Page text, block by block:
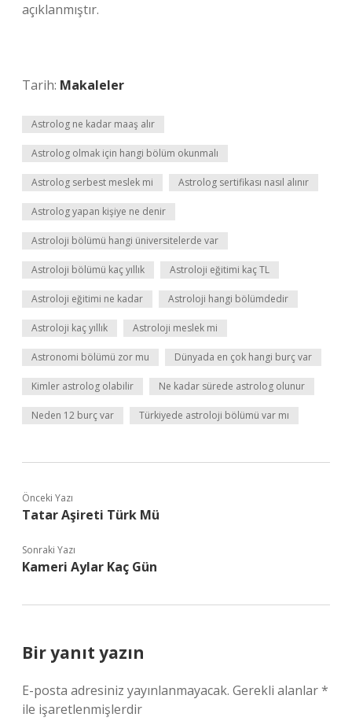
açıklanmıştır.
Tarih: Makaleler
Astrolog ne kadar maaş alır
Astrolog olmak için hangi bölüm okunmalı
Astrolog serbest meslek mi Astrolog sertifikası nasıl alınır
Astrolog yapan kişiye ne denir
Astroloji bölümü hangi üniversitelerde var
Astroloji bölümü kaç yıllık Astroloji eğitimi kaç TL
Astroloji eğitimi ne kadar Astroloji hangi bölümdedir
Astroloji kaç yıllık Astroloji meslek mi
Astronomi bölümü zor mu Dünyada en çok hangi burç var
Kimler astrolog olabilir Ne kadar sürede astrolog olunur
Neden 12 burç var Türkiyede astroloji bölümü var mı
Önceki Yazı
Tatar Aşireti Türk Mü
Sonraki Yazı
Kameri Aylar Kaç Gün
Bir yanıt yazın
E-posta adresiniz yayınlanmayacak. Gerekli alanlar*
ile işaretlenmişlerdir